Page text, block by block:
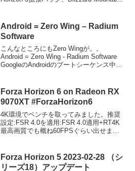
Android = Zero Wing – Radium
Software
こんなところにもZero Wingが。。
Android = Zero Wing - Radium Software
GoogleのAndroidのブートシーケンス中に
Forza Horizon 6 on Radeon RX
9070XT #ForzaHorizon6
4K環境でベンチを取ってみました。推奨
設定:FSR 4.0を適用:FSR 4.0適用+RT4K
最高画質でも概ね60FPSぐらい出せま
Forza Horizon 5 2023-02-28 （シ
リーズ18）アップデート